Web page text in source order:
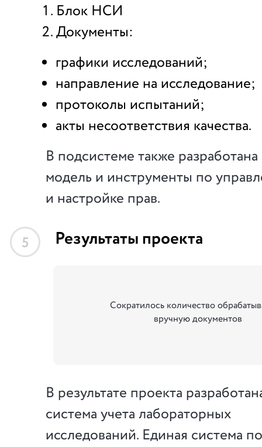
Блок НСИ
Документы:
графики исследований;
направление на исследование;
протоколы испытаний;
акты несоответствия качества.
В подсистеме также
модель и инструменты по
и настройке прав.
5 Результаты проекта
Сократилось количество
вручную документов
В результате проекта
система учета лабораторных
исследований. Единая система